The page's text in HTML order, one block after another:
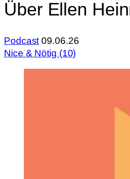
Über Ellen
Podcast 09.06.26
Nice & Nötig (10)